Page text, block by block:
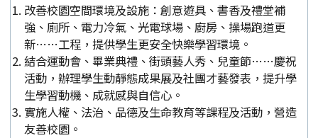
改善校園空間環境及設施：創意遊具、書香及禮堂補
強、廁所、電力冷氣、光電球場、廚房、操場跑道更
新……工程，提供學生更安全快樂學習環境。
結合運動會、畢業典禮、街頭藝人秀、兒童節……慶祝
活動，辦理學生動靜態成果展及社團才藝發表，提升學
生學習動機、成就感與自信心。
實施人權、法治、品德及生命教育等課程及活動，營造
友善校園。